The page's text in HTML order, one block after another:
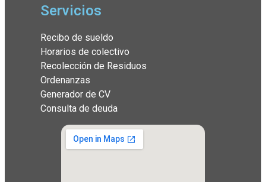
Servicios
Recibo de sueldo
Horarios de colectivo
Recolección de Residuos
Ordenanzas
Generador de CV
Consulta de deuda